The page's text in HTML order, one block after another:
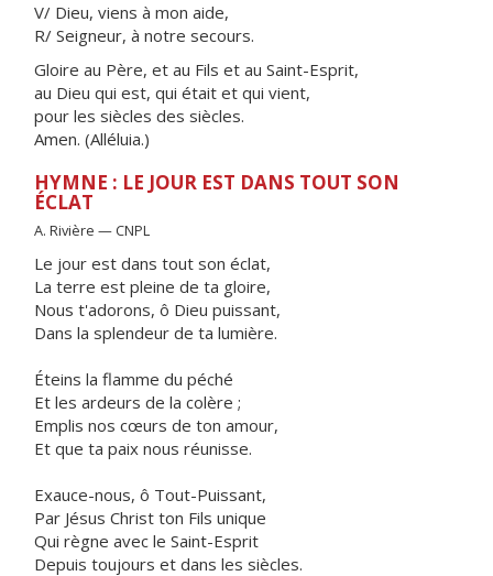
V/ Dieu, viens à mon aide,
R/ Seigneur, à notre secours.
Gloire au Père, et au Fils et au Saint-Esprit,
au Dieu qui est, qui était et qui vient,
pour les siècles des siècles.
Amen. (Alléluia.)
HYMNE : LE JOUR EST DANS TOUT SON
ÉCLAT
A. Rivière — CNPL
Le jour est dans tout son éclat,
La terre est pleine de ta gloire,
Nous t'adorons, ô Dieu puissant,
Dans la splendeur de ta lumière.
Éteins la flamme du péché
Et les ardeurs de la colère ;
Emplis nos cœurs de ton amour,
Et que ta paix nous réunisse.
Exauce-nous, ô Tout-Puissant,
Par Jésus Christ ton Fils unique
Qui règne avec le Saint-Esprit
Depuis toujours et dans les siècles.